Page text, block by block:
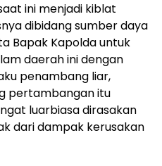
ini menjadi kiblat
dibidang sumber daya
Bapak Kapolda untuk
daerah ini dengan
penambang liar,
pertambangan itu
luarbiasa dirasakan
dari dampak kerusakan